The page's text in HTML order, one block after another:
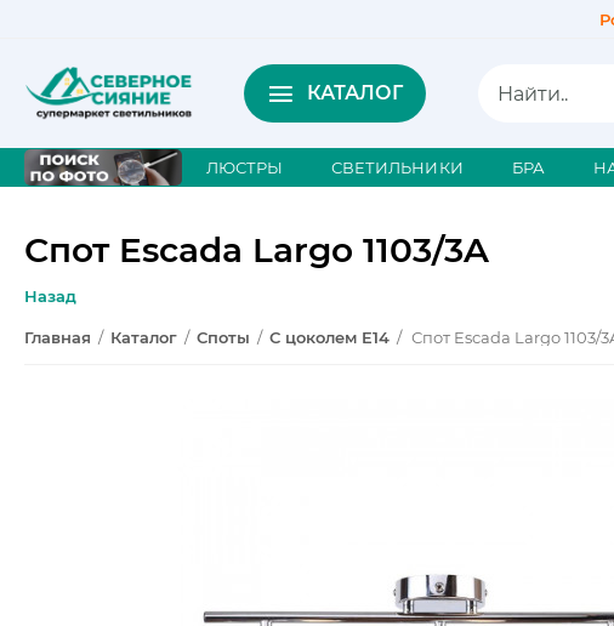
КАТАЛОГ
ЛЮСТРЫ СВЕТИЛЬНИКИ БРА
Спот Escada Largo 1103/3A
Назад
Главная / Каталог / Споты / С цоколем E14 / Спот Escada Largo 1103/